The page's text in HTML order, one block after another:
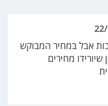
אבל במחיר המבוקש
מחירים